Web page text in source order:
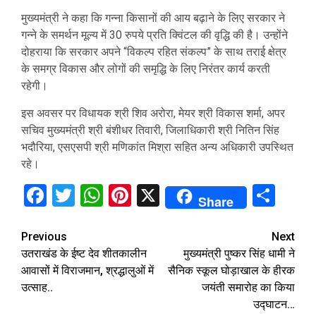
मुख्यमंत्री ने कहा कि गन्ना किसानों की आय बढ़ाने के लिए सरकार ने
गन्ने के समर्थन मूल्य में 30 रुपये प्रति क्विंटल की वृद्धि की है। उन्होंने
दोहराया कि सरकार अपने “विकल्प रहित संकल्प” के साथ तराई क्षेत्र
के समग्र विकास और लोगों की समृद्धि के लिए निरंतर कार्य करती
रहेगी।
इस अवसर पर विधायक श्री शिव अरोरा, मेयर श्री विकास शर्मा, अपर
सचिव मुख्यमंत्री श्री बंशीधर तिवारी, जिलाधिकारी श्री नितिन सिंह
भदौरिया, एसएसपी श्री मणिकांत मिश्रा सहित अन्य अधिकारी उपस्थित
रहे।
Facebook
Twitter
WhatsApp
Pinterest
X Share
Continue
Reading
Previous
उतराखंड के ईष्ट देव शीतकालीन
आवासों में विराजमान, श्रद्धालुओं में
उत्साह..
Next
मुख्यमंत्री पुष्कर सिंह धामी ने
सैनिक स्कूल घोड़ाखाल के हीरक
जयंती समारोह का किया
उद्घाटन…